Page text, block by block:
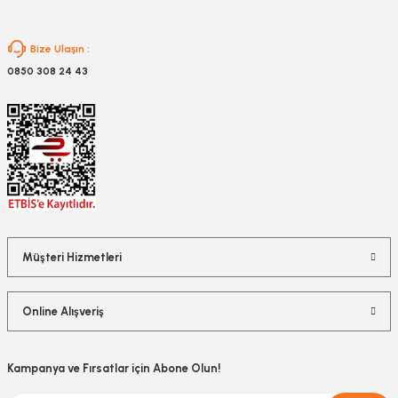
Bize Ulaşın :
0850 308 24 43
Müşteri Hizmetleri
Online Alışveriş
Kampanya ve Fırsatlar için Abone Olun!